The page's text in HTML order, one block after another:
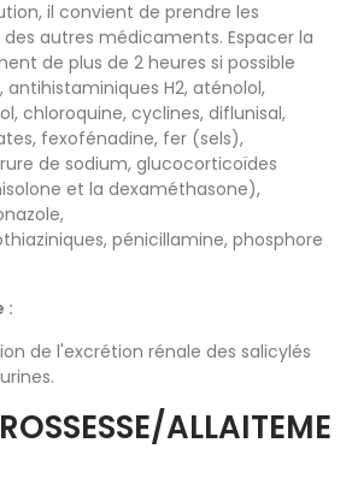
il convient de prendre les
autres médicaments. Espacer la
de plus de 2 heures si possible
H2, aténolol,
chloroquine, cyclines, diflunisal,
fexofénadine, fer (sels),
de sodium, glucocorticoïdes
et la dexaméthasone),
pénicillamine, phosphore
:
de l'excrétion rénale des salicylés
ALLAITEME